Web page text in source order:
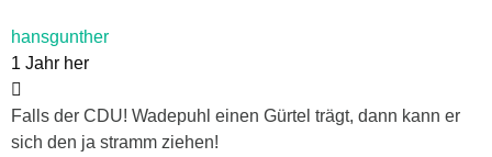
hansgunther
1 Jahr her
Falls der CDU! Wadepuhl einen Gürtel trägt, dann kann er
sich den ja stramm ziehen!